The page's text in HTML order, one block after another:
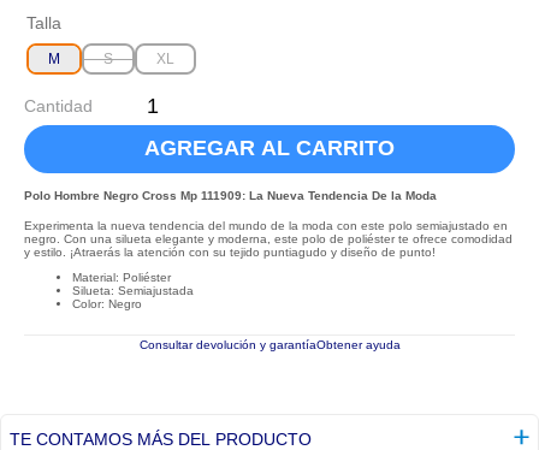
Talla
M S XL
Cantidad
AGREGAR AL CARRITO
Polo Hombre Negro Cross Mp 111909: La Nueva Tendencia De la Moda
Experimenta la nueva tendencia del mundo de la moda con este polo semiajustado en
negro. Con una silueta elegante y moderna, este polo de poliéster te ofrece comodidad
y estilo. ¡Atraerás la atención con su tejido puntiagudo y diseño de punto!
Material: Poliéster
Silueta: Semiajustada
Color: Negro
Consultar devolución y garantíaObtener ayuda
TE CONTAMOS MÁS DEL PRODUCTO